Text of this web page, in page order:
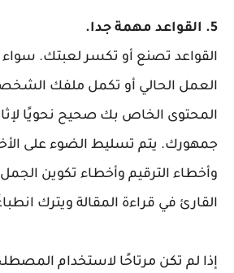
5. القواعد مهمة جدا.
القواعد تصنع أو تكسر لعبتك.
العمل الحالي أو تكمل ملفك
المحتوى الخاص بك صحيح نحويًا
جمهورك. يتم تسليط الضوء على
وأخطاء الترقيم وأخطاء تكوين الجمل
القارئ في قراءة المقالة ويترك
إذا لم تكن مرتاحًا لاستخدام